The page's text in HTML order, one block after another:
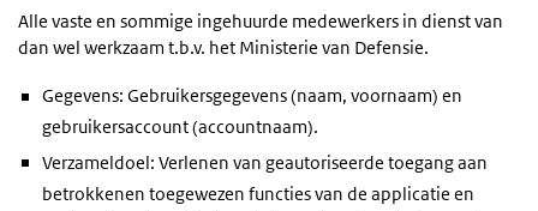
Alle vaste en sommige ingehuurde medewerkers in dienst van
dan wel werkzaam t.b.v. het Ministerie van Defensie.
Gegevens: Gebruikersgegevens (naam, voornaam) en
gebruikersaccount (accountnaam).
Verzameldoel: Verlenen van geautoriseerde toegang aan
betrokkenen toegewezen functies van de applicatie en